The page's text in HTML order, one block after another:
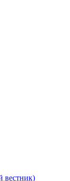
вестник)